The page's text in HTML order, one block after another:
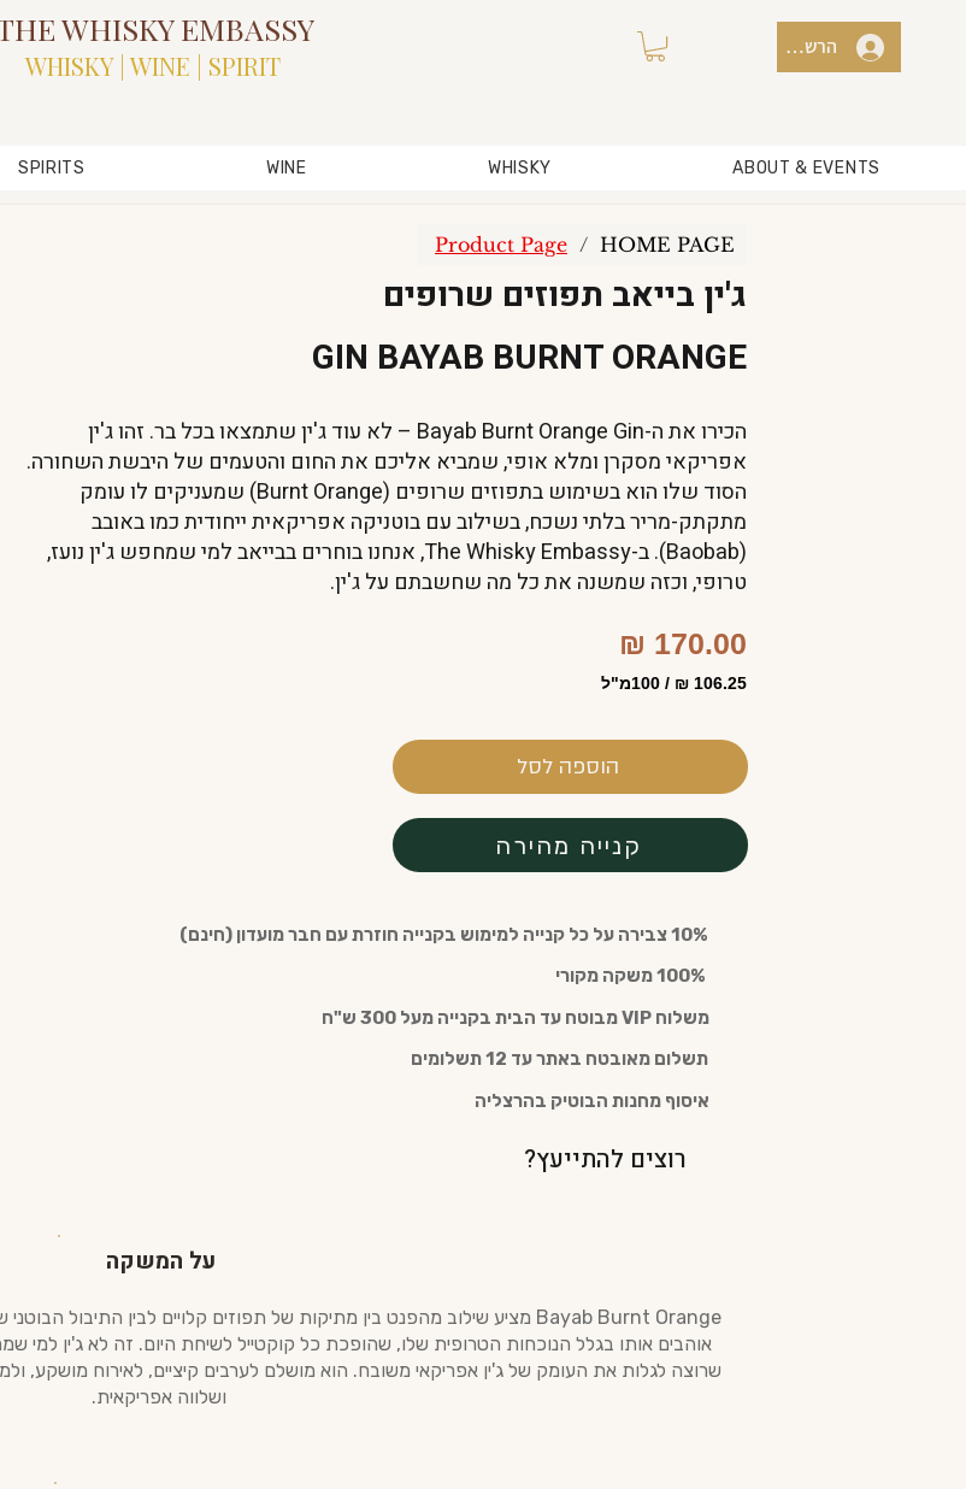
WHISKY EMBASSY
WHISKY | WINE | SPIRIT
הרשמה למועדון / כניסה
SPIRITS WINE WHISKY ABOUT & EVENTS
HOME PAGE
/
Product Page
ג'ין בייאב תפוזים שרופים
GIN BAYAB BURNT ORANGE
הכירו את ה-Bayab Burnt Orange Gin – לא עוד ג'ין שתמצאו בכל בר. זהו ג'ין
אפריקאי מסקרן ומלא אופי, שמביא אליכם את החום והטעמים של היבשת השחורה.
הסוד שלו הוא בשימוש בתפוזים שרופים (Burnt Orange) שמעניקים לו עומק
מתקתק-מריר בלתי נשכח, בשילוב עם בוטניקה אפריקאית ייחודית כמו באובב
(Baobab). ב-The Whisky Embassy, אנחנו בוחרים בבייאב למי שמחפש ג'ין נועז,
טרופי, וכזה שמשנה את כל מה שחשבתם על ג'ין.
170.00 ₪
106.25 ₪ / 100מ"ל
הוספה לסל
קנייה מהירה
10% צבירה על כל קנייה למימוש בקנייה חוזרת עם חבר מועדון (חינם)
משלוח VIP מבוטח עד הבית בקנייה מעל 300 ש"ח
תשלום מאובטח באתר עד 12 תשלומים
איסוף מחנות הבוטיק בהרצליה
רוצים להתייעץ?
על המשקה
שרוצה לגלות את העומק של ג'ין אפריקאי משובח. הוא מושלם לערבים קיציים, לאירוח
ושלווה אפריקאית.